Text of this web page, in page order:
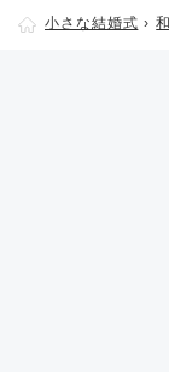
小さな結婚式